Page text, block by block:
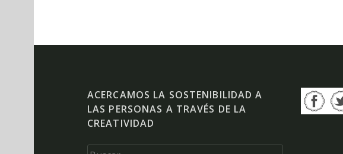
ACERCAMOS LA SOSTENIBILIDAD A
LAS PERSONAS A TRAVÉS DE LA
CREATIVIDAD
Buscar: